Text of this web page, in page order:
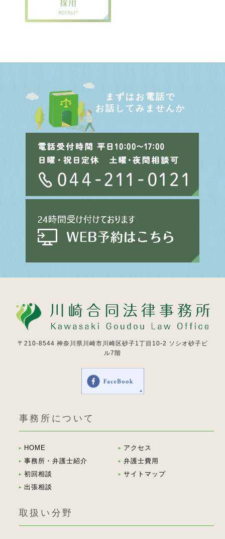
まずはお電話で
お話してみませんか
〒210-8544 神奈川県川崎市川崎区砂子1丁目10-2 ソシオ砂子ビ
ル7階
事務所について
HOME
事務所・弁護士紹介
初回相談
出張相談
アクセス
弁護士費用
サイトマップ
取扱い分野